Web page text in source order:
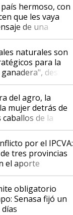
hermoso, con
que les vaya
de una
sobre las
que se abren
en Argentina, con
naturales son
para la
destaca
ya reúne a 46
en Argentina
del agro, la
mujer detrás de
de la
los mitos que
sufrir a estos
me
yo seguí
por el IPCVA:
tres provincias
el aporte
obligatorio
Senasa fijó un